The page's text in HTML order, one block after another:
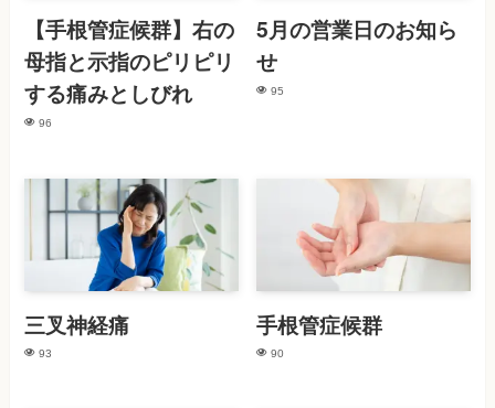
【手根管症候群】右の
母指と示指のピリピリ
する痛みとしびれ
96
5月の営業日のお知ら
せ
95
三叉神経痛
93
手根管症候群
90